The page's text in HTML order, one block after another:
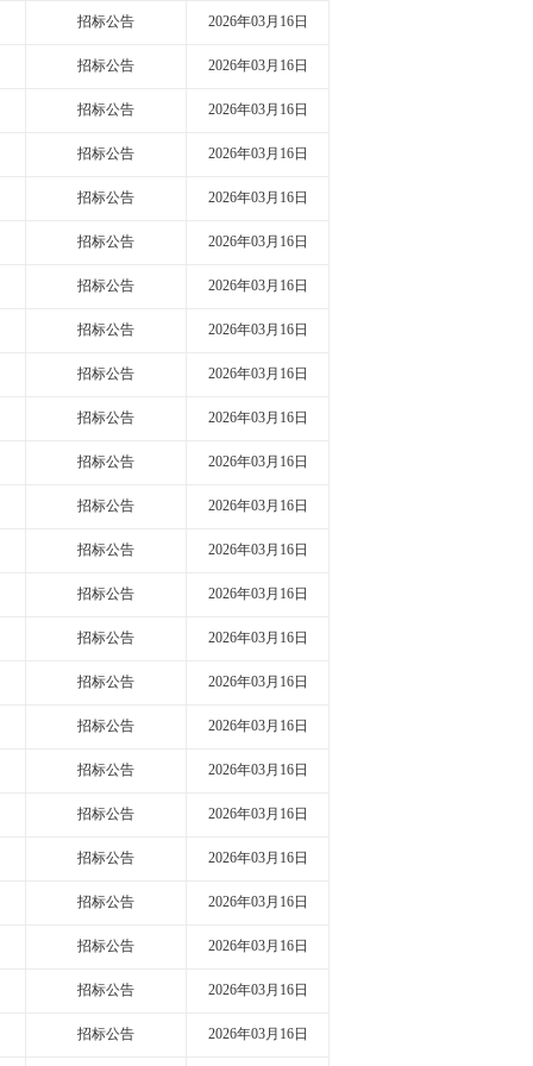
招标公告 2026年03月16日
招标公告 2026年03月16日
招标公告 2026年03月16日
招标公告 2026年03月16日
招标公告 2026年03月16日
招标公告 2026年03月16日
招标公告 2026年03月16日
招标公告 2026年03月16日
招标公告 2026年03月16日
招标公告 2026年03月16日
招标公告 2026年03月16日
招标公告 2026年03月16日
招标公告 2026年03月16日
招标公告 2026年03月16日
招标公告 2026年03月16日
招标公告 2026年03月16日
招标公告 2026年03月16日
招标公告 2026年03月16日
招标公告 2026年03月16日
招标公告 2026年03月16日
招标公告 2026年03月16日
招标公告 2026年03月16日
招标公告 2026年03月16日
招标公告 2026年03月16日